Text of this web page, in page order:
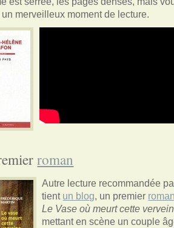
un merveilleux moment de lecture.
roman
Autre lecture recommandée
tient un blog, un premier
Le Vase où meurt cette
mettant en scène un couple